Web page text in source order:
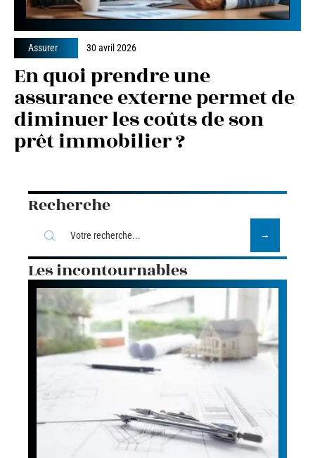
Assurer 30 avril 2026
En quoi prendre une
assurance externe permet de
diminuer les coûts de son
prêt immobilier ?
Recherche
Les incontournables